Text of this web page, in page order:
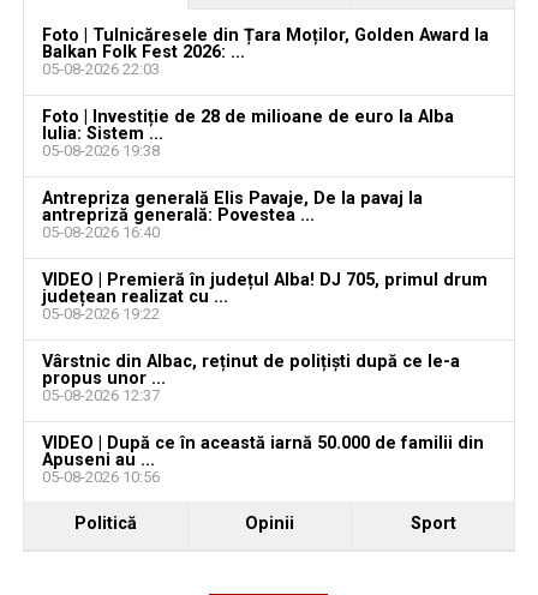
Foto | Tulnicăresele din Țara Moților, Golden Award la
Balkan Folk Fest 2026: ...
05-08-2026 22:03
Foto | Investiție de 28 de milioane de euro la Alba
Iulia: Sistem ...
05-08-2026 19:38
Antrepriza generală Elis Pavaje, De la pavaj la
antrepriză generală: Povestea ...
05-08-2026 16:40
VIDEO | Premieră în județul Alba! DJ 705, primul drum
județean realizat cu ...
05-08-2026 19:22
Vârstnic din Albac, reținut de polițiști după ce le-a
propus unor ...
05-08-2026 12:37
VIDEO | După ce în această iarnă 50.000 de familii din
Apuseni au ...
05-08-2026 10:56
Politică Opinii Sport